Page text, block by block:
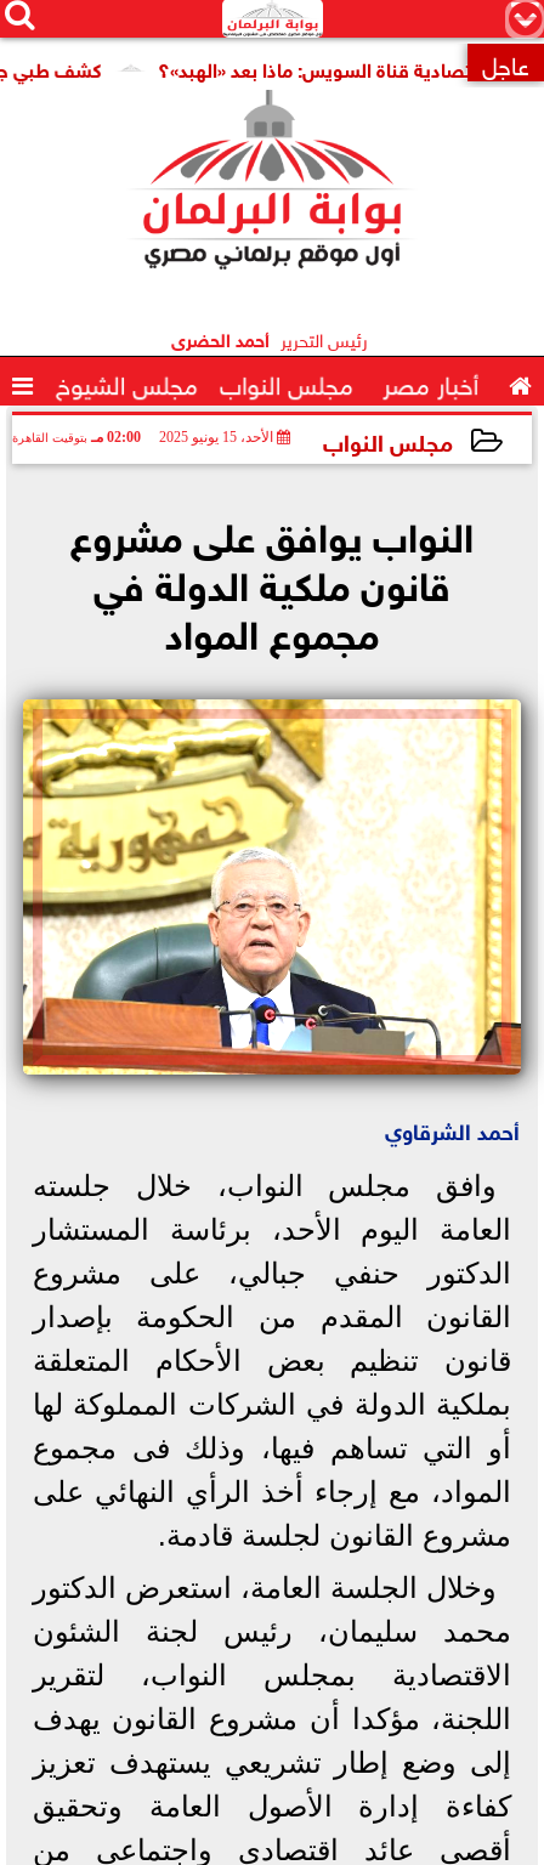
×


 عاجل كشف طبي جديد يمهد قناة السويس: ماذا بعد «الهبد»؟
رئيس التحرير أحمد الحضرى
 أخبار مصر مجلس النواب مجلس الشيوخ 
مجلس النواب الأحد، 15 يونيو 2025 02:00 مـ بتوقيت القاهرة
النواب يوافق على مشروع
قانون ملكية الدولة في
مجموع المواد
أحمد الشرقاوي
وافق مجلس النواب، خلال جلسته
العامة اليوم الأحد، برئاسة المستشار
الدكتور حنفي جبالي، على مشروع
القانون المقدم من الحكومة بإصدار
قانون تنظيم بعض الأحكام المتعلقة
بملكية الدولة في الشركات المملوكة لها
أو التي تساهم فيها، وذلك فى مجموع
المواد، مع إرجاء أخذ الرأي النهائي على
مشروع القانون لجلسة قادمة.
وخلال الجلسة العامة، استعرض الدكتور
محمد سليمان، رئيس لجنة الشئون
الاقتصادية بمجلس النواب، لتقرير
اللجنة، مؤكدا أن مشروع القانون يهدف
إلى وضع إطار تشريعي يستهدف تعزيز
كفاءة إدارة الأصول العامة وتحقيق
أقصى عائد اقتصادي واجتماعي من